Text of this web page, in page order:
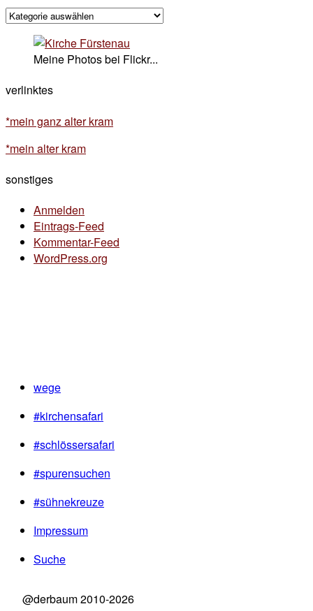
kategorisches
Meine Photos bei Flickr...
verlinktes
*mein ganz alter kram
*mein alter kram
sonstiges
Anmelden
Eintrags-Feed
Kommentar-Feed
WordPress.org
wege
#kirchensafari
#schlössersafari
#spurensuchen
#sühnekreuze
Impressum
Suche
@derbaum 2010-2026